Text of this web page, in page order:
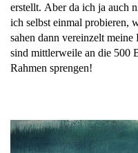
erstellt. Aber da ich ja auch
ich selbst einmal probieren,
sahen dann vereinzelt meine
sind mittlerweile an die 500
Rahmen sprengen!